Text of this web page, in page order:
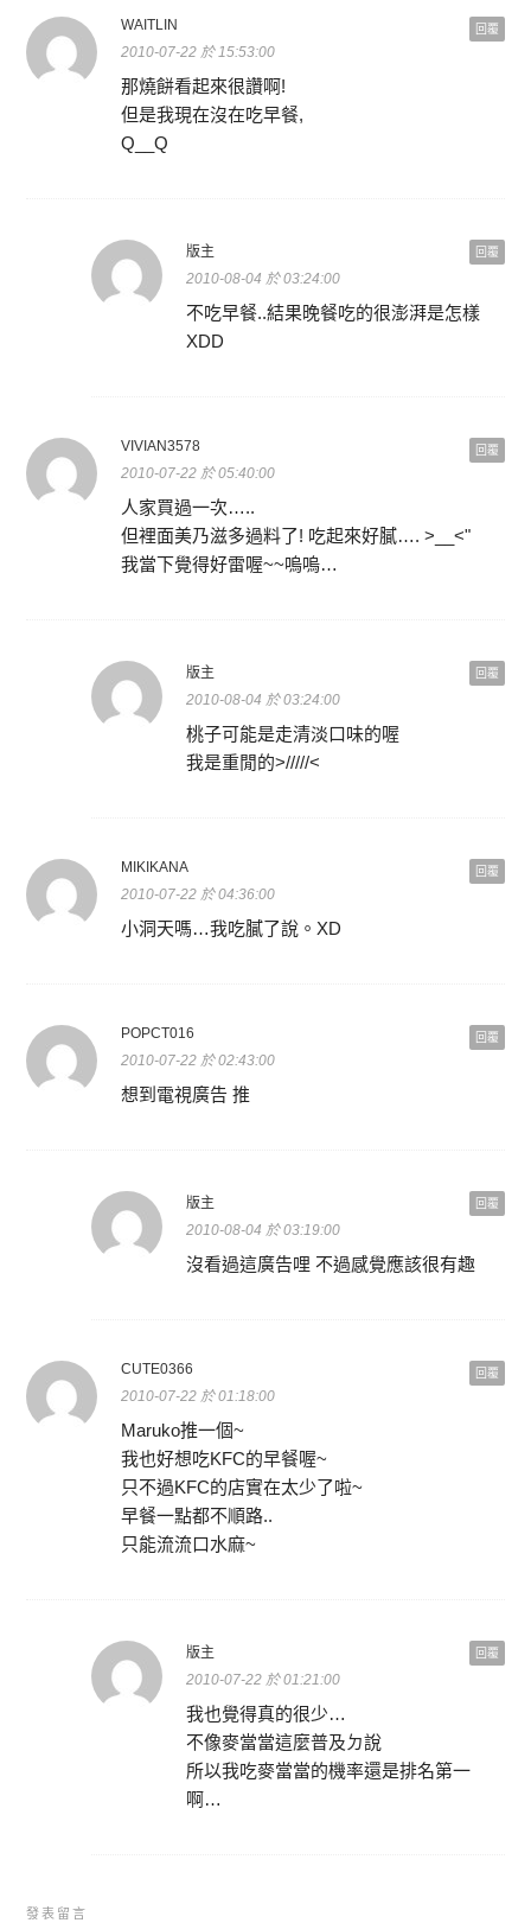
回覆
WAITLIN
2010-07-22 於 15:53:00
那燒餅看起來很讚啊!
但是我現在沒在吃早餐,
Q__Q
回覆
版主
2010-08-04 於 03:24:00
不吃早餐..結果晚餐吃的很澎湃是怎樣
XDD
回覆
VIVIAN3578
2010-07-22 於 05:40:00
人家買過一次…..
但裡面美乃滋多過料了! 吃起來好膩…. >__<"
我當下覺得好雷喔~~嗚嗚…
回覆
版主
2010-08-04 於 03:24:00
桃子可能是走清淡口味的喔
我是重閒的>/////<
回覆
MIKIKANA
2010-07-22 於 04:36:00
小洞天嗎…我吃膩了說。XD
回覆
POPCT016
2010-07-22 於 02:43:00
想到電視廣告 推
回覆
版主
2010-08-04 於 03:19:00
沒看過這廣告哩 不過感覺應該很有趣
回覆
CUTE0366
2010-07-22 於 01:18:00
Maruko推一個~
我也好想吃KFC的早餐喔~
只不過KFC的店實在太少了啦~
早餐一點都不順路..
只能流流口水麻~
回覆
版主
2010-07-22 於 01:21:00
我也覺得真的很少…
不像麥當當這麼普及ㄉ說
所以我吃麥當當的機率還是排名第一
啊…
發表留言